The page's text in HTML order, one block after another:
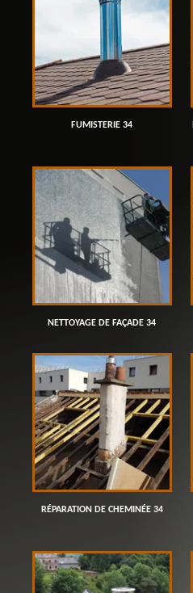
FUMISTERIE 34
NETTOYAGE DE FAÇADE 34
RÉPARATION DE CHEMINÉE 34